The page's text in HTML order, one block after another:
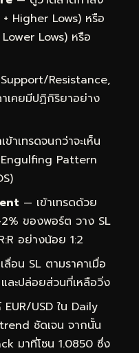
Higher Lows) หรือ
Lows) หรือ
Resistance,
เคยมีปฏิกิริยาอย่าง
าเทรดจนกว่าจะเห็น
Pattern
— เข้าเทรดด้วย
ของพอร์ต วาง SL
อย่างน้อย 1:2
ลื่อน SL ตามราคาเมื่อ
ละปล่อยส่วนที่เหลือวิ่ง
USD ใน Daily
ชัดเจน จากนั้น
มาที่โซน 1.0850 ซึ่ง